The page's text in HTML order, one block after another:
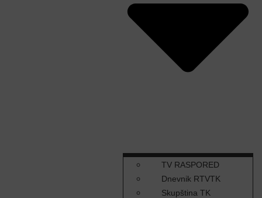
TV RASPORED
Dnevnik RTVTK
Skupština TK